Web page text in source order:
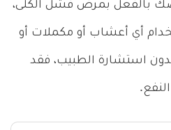
بالفعل بمرض فشل الكلى،
أي أعشاب أو مكملات أو
استشارة الطبيب، فقد